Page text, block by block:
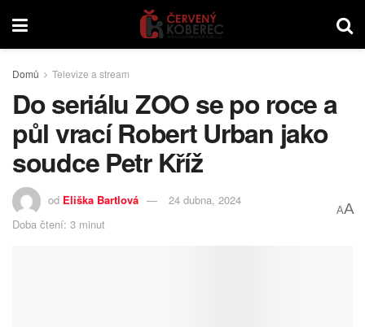
Domů Televize a stream
Do seriálu ZOO se po roce a
půl vrací Robert Urban jako
soudce Petr Kříž
od Eliška Bartlová
24 dubna, 2024
Doba čtení: 3 minut
AA